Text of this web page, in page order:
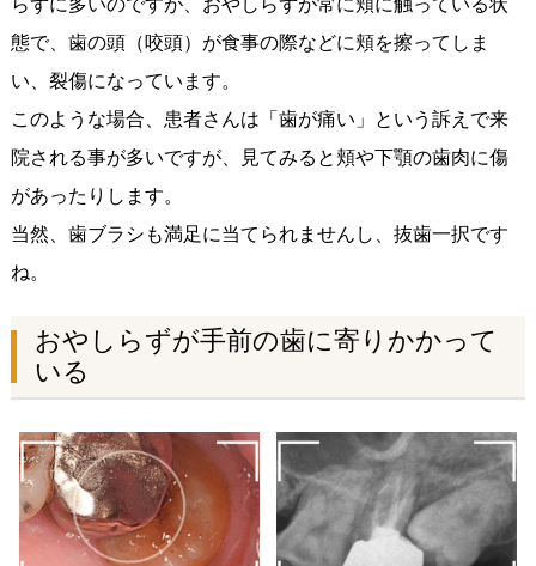
らずに多いのですが、おやしらずが常に頬に触っている状
態で、歯の頭（咬頭）が食事の際などに頬を擦ってしま
い、裂傷になっています。
このような場合、患者さんは「歯が痛い」という訴えで来
院される事が多いですが、見てみると頬や下顎の歯肉に傷
があったりします。
当然、歯ブラシも満足に当てられませんし、抜歯一択です
ね。
おやしらずが手前の歯に寄りかかって
いる